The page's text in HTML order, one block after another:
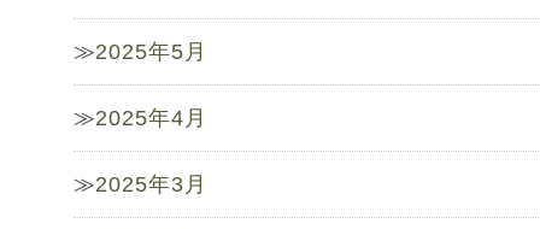
2025年5月
2025年4月
2025年3月